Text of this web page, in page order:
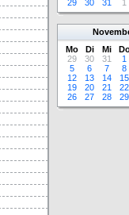
29
30 31 1
Mo
Di Mi
29
30 31 1
5
6 7 8
12
13 14 15
19
20 21 22
26
27 28 29